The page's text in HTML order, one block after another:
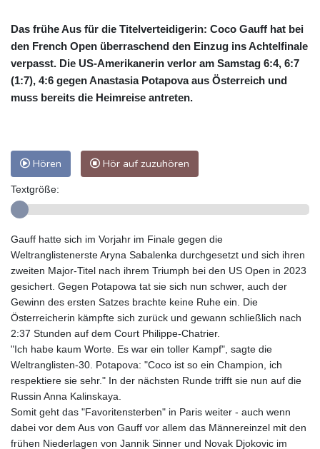
Das frühe Aus für die Titelverteidigerin: Coco Gauff hat bei
den French Open überraschend den Einzug ins Achtelfinale
verpasst. Die US-Amerikanerin verlor am Samstag 6:4, 6:7
(1:7), 4:6 gegen Anastasia Potapova aus Österreich und
muss bereits die Heimreise antreten.
Hören Hör auf zuzuhören
Textgröße:
Gauff hatte sich im Vorjahr im Finale gegen die
Weltranglistenerste Aryna Sabalenka durchgesetzt und sich ihren
zweiten Major-Titel nach ihrem Triumph bei den US Open in 2023
gesichert. Gegen Potapowa tat sie sich nun schwer, auch der
Gewinn des ersten Satzes brachte keine Ruhe ein. Die
Österreicherin kämpfte sich zurück und gewann schließlich nach
2:37 Stunden auf dem Court Philippe-Chatrier.
"Ich habe kaum Worte. Es war ein toller Kampf", sagte die
Weltranglisten-30. Potapova: "Coco ist so ein Champion, ich
respektiere sie sehr." In der nächsten Runde trifft sie nun auf die
Russin Anna Kalinskaya.
Somit geht das "Favoritensterben" in Paris weiter - auch wenn
dabei vor dem Aus von Gauff vor allem das Männereinzel mit den
frühen Niederlagen von Jannik Sinner und Novak Djokovic im